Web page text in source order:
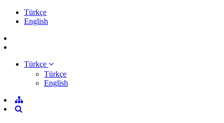
Türkçe
English
Türkçe
Türkçe
English